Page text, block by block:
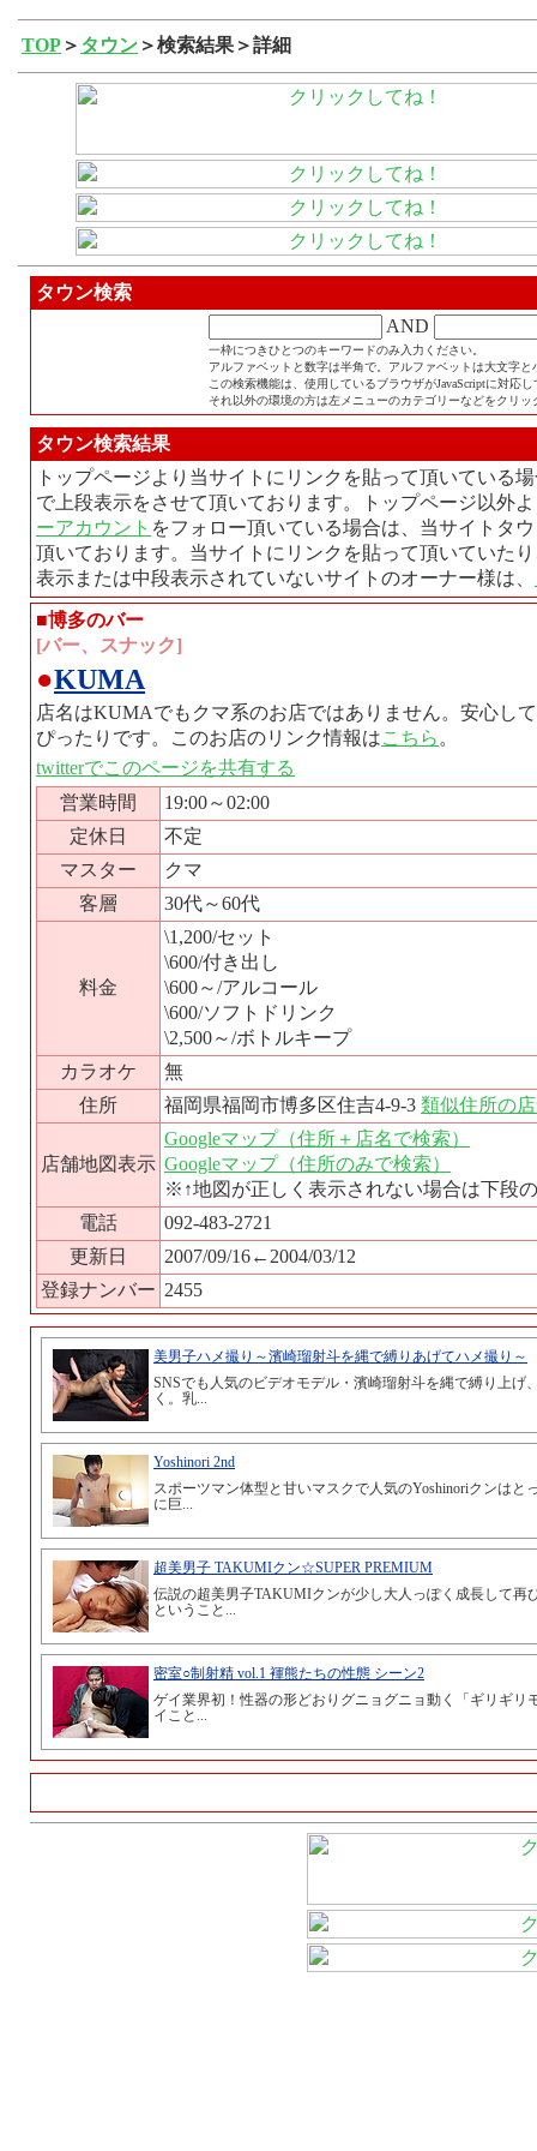
TOP ＞ タウン ＞検索結果＞詳細
タウン検索
AND
一枠につきひとつのキーワードのみ入力ください。
アルファベットと数字は半角で。アルファベットは大文字
この検索機能は、使用しているブラウザがJavaScriptに対応
それ以外の環境の方は左メニューのカテゴリーなどをクリ
タウン検索結果
トップページより当サイトにリンクを貼って頂いている
で上段表示をさせて頂いております。トップページ以外
ーアカウント をフォロー頂いている場合は、当サイトタ
頂いております。当サイトにリンクを貼って頂いていた
表示または中段表示されていないサイトのオーナー様は、
■博多のバー
[バー、スナック]
●KUMA
店名はKUMAでもクマ系のお店ではありません。安心し
ぴったりです。このお店のリンク情報はこちら 。
twitterでこのページを共有する
営業時間
19:00～02:00
定休日
不定
マスター
クマ
客層
30代～60代
料金
\1,200/セット
\600/付き出し
\600～/アルコール
\600/ソフトドリンク
\2,500～/ボトルキープ
カラオケ
無
住所
福岡県福岡市博多区住吉4-9-3 類似住所の
店舗地図表示
Googleマップ（住所＋店名で検索）
Googleマップ（住所のみで検索）
※↑地図が正しく表示されない場合は下段
電話
092-483-2721
更新日
2007/09/16←2004/03/12
登録ナンバー 2455